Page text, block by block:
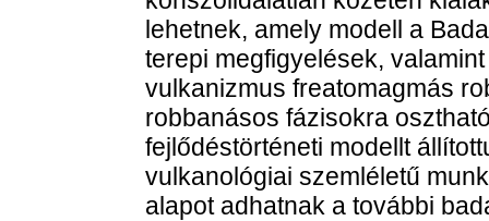
lehetnek, amely modell a
terepi megfigyelések,
vulkanizmus freatomagmás
robbanásos fázisokra
fejlődéstörténeti modellt
vulkanológiai szemléletű
alapot adhatnak a további